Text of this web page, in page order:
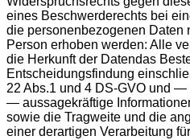
eines Beschwerderechts bei
die personenbezogenen Daten
Person erhoben werden: Alle
die Herkunft der Datendas
Entscheidungsfindung
22 Abs.1 und 4 DS-GVO und
— aussagekräftige
sowie die Tragweite und die
einer derartigen Verarbeitung